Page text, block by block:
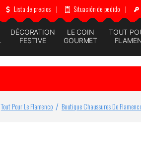
Lista de precios | Situación de pedido |
DÉCORATION
FESTIVE
LE COIN
GOURMET
TOUT
Tout Pour Le Flamenco Boutique Chaussures De